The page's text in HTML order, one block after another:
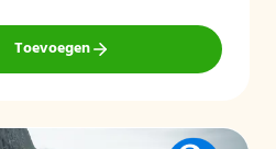
Toevoegen